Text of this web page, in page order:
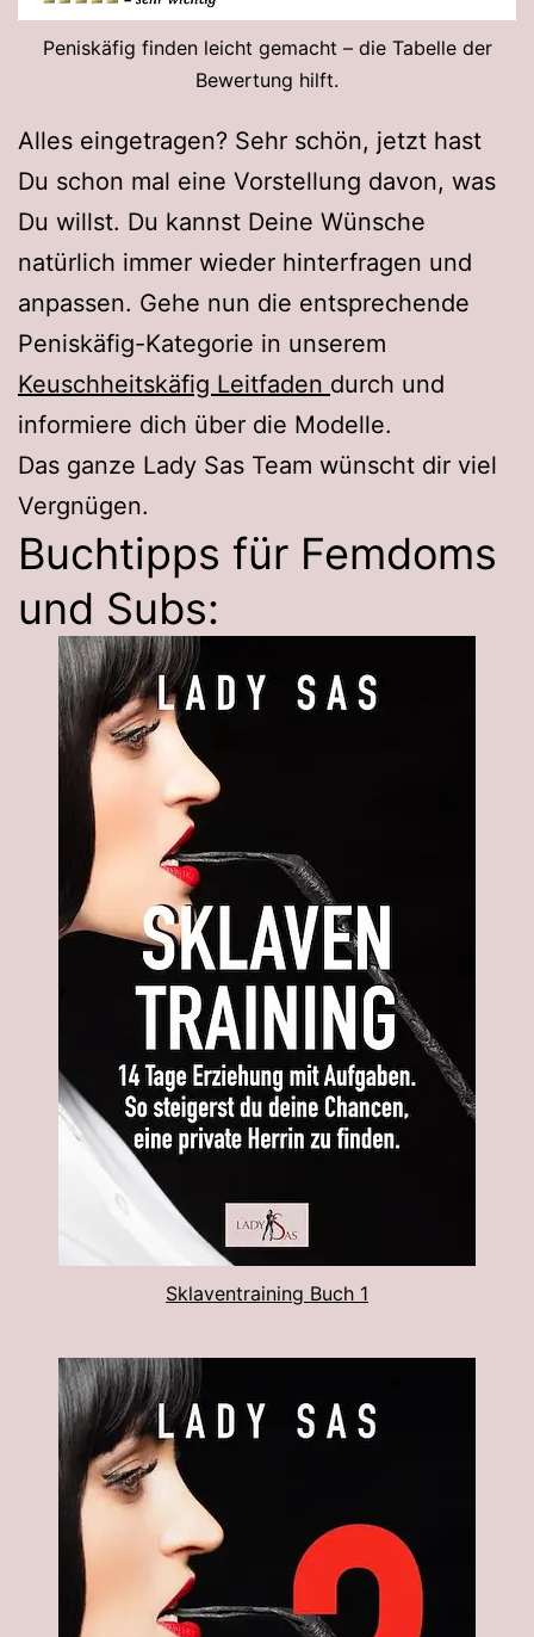
Peniskäfig finden leicht gemacht – die Tabelle der
Bewertung hilft.
Alles eingetragen? Sehr schön, jetzt hast
Du schon mal eine Vorstellung davon, was
Du willst. Du kannst Deine Wünsche
natürlich immer wieder hinterfragen und
anpassen. Gehe nun die entsprechende
Peniskäfig-Kategorie in unserem
Keuschheitskäfig Leitfaden durch und
informiere dich über die Modelle.
Das ganze Lady Sas Team wünscht dir viel
Vergnügen.
Buchtipps für Femdoms
und Subs:
Sklaventraining Buch 1